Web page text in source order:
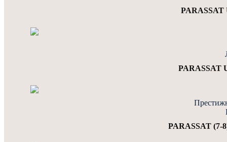
PARASSAT
PARASSAT
PARASSAT (7-